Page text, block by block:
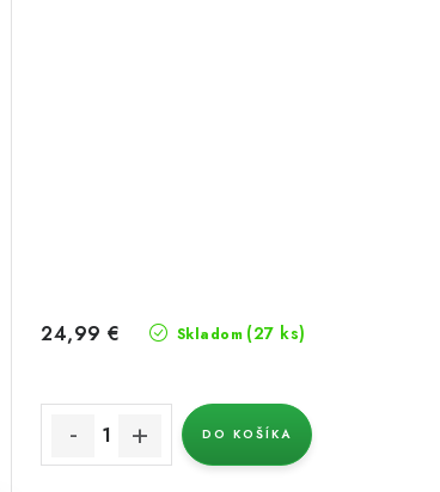
Skladom (27 ks)
24,99 €
DO KOŠÍKA